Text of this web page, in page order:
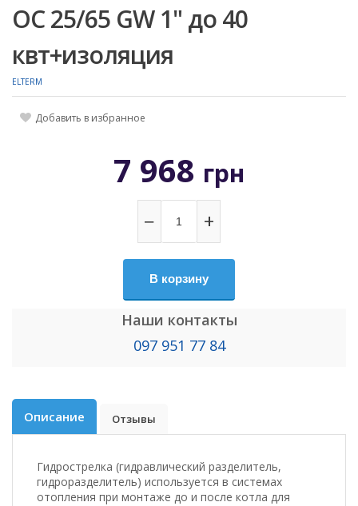
OC 25/65 GW 1" до 40
квт+изоляция
ELTERM
Добавить в избранное
7 968 грн
− +
В корзину
Наши контакты
097 951 77 84
Описание Отзывы
Гидрострелка (гидравлический разделитель,
гидроразделитель) используется в системах
отопления при монтаже до и после котла для